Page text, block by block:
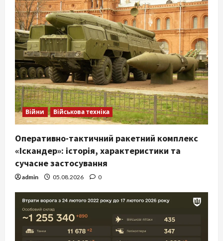
Війни Військова техніка
Оперативно-тактичний ракетний комплекс
«Іскандер»: історія, характеристики та
сучасне застосування
admin 05.08.2026 0